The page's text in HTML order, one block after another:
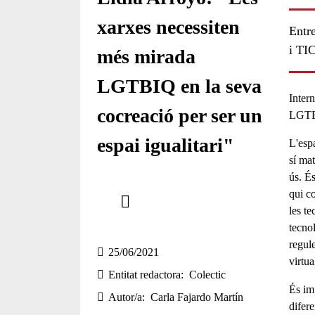
xarxes necessiten
més mirada
LGTBIQ en la seva
cocreació per ser un
espai igualitari"
25/06/2021
Entitat redactora
Colectic
Autor/a
Carla Fajardo Martín
i
sí
ús.
qui
les
És